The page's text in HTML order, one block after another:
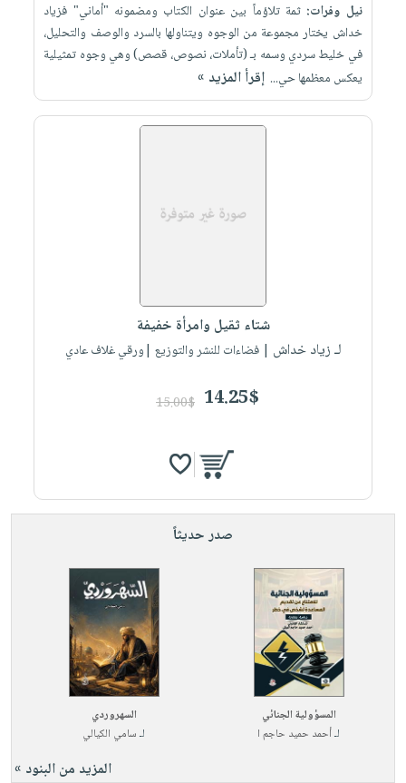
نيل وفرات:ثمة تلاؤماً بين عنوان الكتاب ومضمونه "أماني" فزياد
خداش يختار مجموعة من الوجوه ويتناولها بالسرد والوصف والتحليل،
في خليط سردي وسمه بـ (تأملات، نصوص، قصص) وهي وجوه تمثيلية
يعكس معظمها حي... إقرأ المزيد »
شتاء ثقيل وامرأة خفيفة
لـ زياد خداش | فضاءات للنشر والتوزيع |ورقي غلاف عادي
14.25$
15.00$
صدر حديثاً
المسؤولية الجنائي
لـأحمد حميد حاجم ا
السهروردي
لـسامي الكيالي
المزيد من البنود »